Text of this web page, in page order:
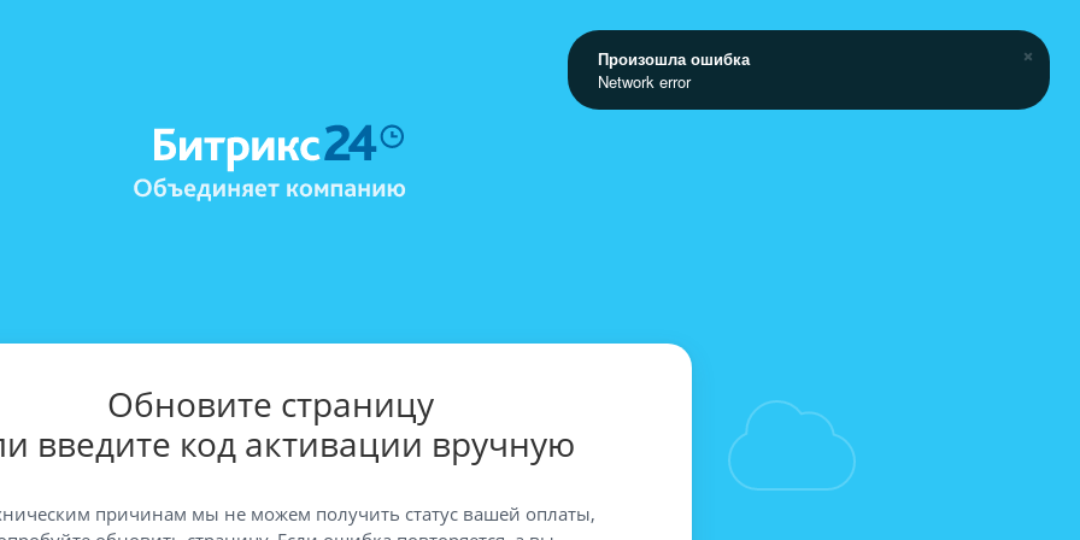
Обновите страницу
введите код активации вручную
причинам мы не можем получить статус вашей оплаты,
Произошла ошибка
Network error